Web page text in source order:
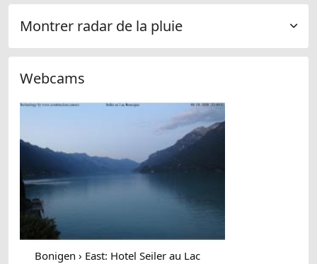
Montrer radar de la pluie
Webcams
Bonigen › East: Hotel Seiler au Lac